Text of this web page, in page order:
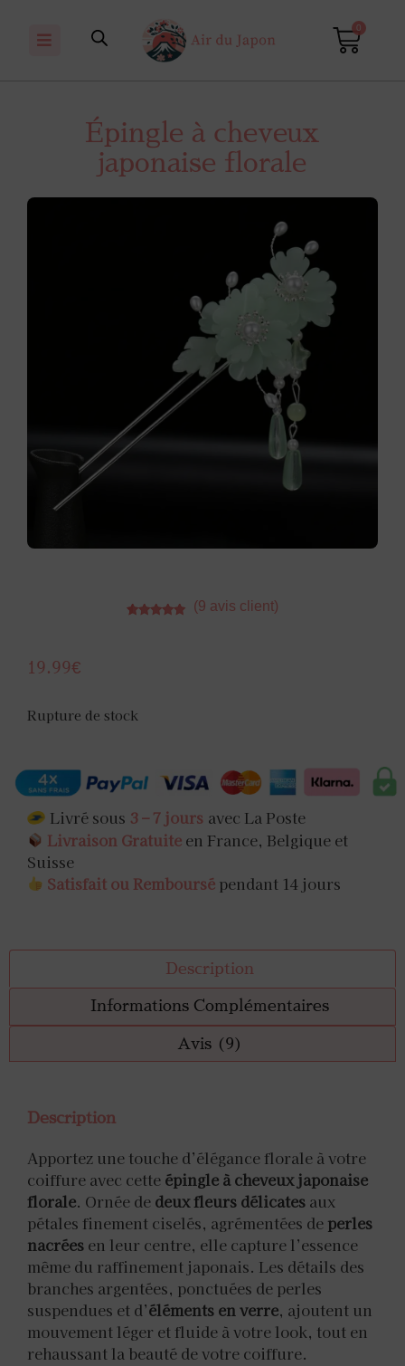
0
Épingle à cheveux
japonaise florale
(9 avis client)
19.99€
Rupture de stock
Livré sous 3 – 7 jours avec La Poste
Livraison Gratuite en France, Belgique et
Suisse
Satisfait ou Remboursé pendant 14 jours
Description
Informations Complémentaires
Avis (9)
Description
Apportez une touche d’élégance florale à votre
coiffure avec cette épingle à cheveux japonaise
florale. Ornée de deux fleurs délicates aux
pétales finement ciselés, agrémentées de perles
nacrées en leur centre, elle capture l’essence
même du raffinement japonais. Les détails des
branches argentées, ponctuées de perles
suspendues et d’éléments en verre, ajoutent un
mouvement léger et fluide à votre look, tout en
rehaussant la beauté de votre coiffure.